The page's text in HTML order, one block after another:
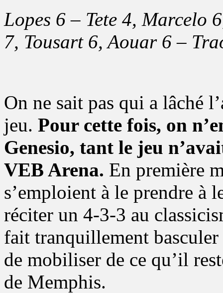
Lopes 6 – Tete 4, Marcelo
7, Tousart 6, Aouar 6 –
On ne sait pas qui a lâché
jeu. Pour cette fois, on
Genesio, tant le jeu
VEB Arena. En première
s’emploient à le prendre à
réciter un 4-3-3 au
fait tranquillement
de mobiliser de ce qu’il
de Memphis.